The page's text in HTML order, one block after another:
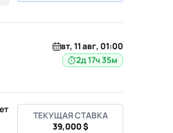
вт, 11 авг, 01:00
2д 17ч 35м
ТЕКУЩАЯ СТАВКА
39,000 $